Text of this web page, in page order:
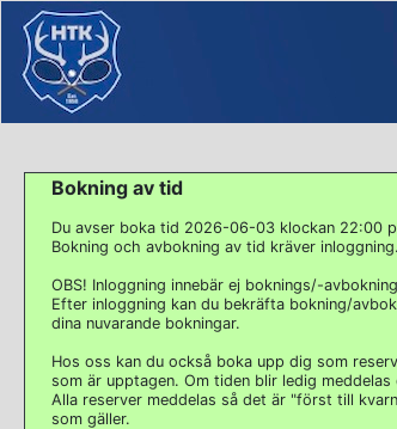
Bokning av tid
Du avser boka tid 2026-06-03 klockan 22:00
Bokning och avbokning av tid kräver inloggning.
OBS! Inloggning innebär ej boknings/-
Efter inloggning kan du bekräfta bokning/
dina nuvarande bokningar.
Hos oss kan du också boka upp dig som
som är upptagen. Om tiden blir ledig meddelas
Alla reserver meddelas så det är "först till
som gäller.